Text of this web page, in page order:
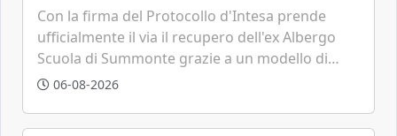
Con la firma del Protocollo d'Intesa prende
ufficialmente il via il recupero dell'ex Albergo
Scuola di Summonte grazie a un modello di
partenariato pubblico-privato e a una rete di
06-08-2026